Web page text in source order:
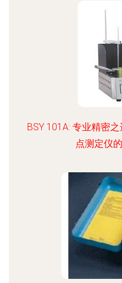
BSY 101A: 专业精密
点测定仪